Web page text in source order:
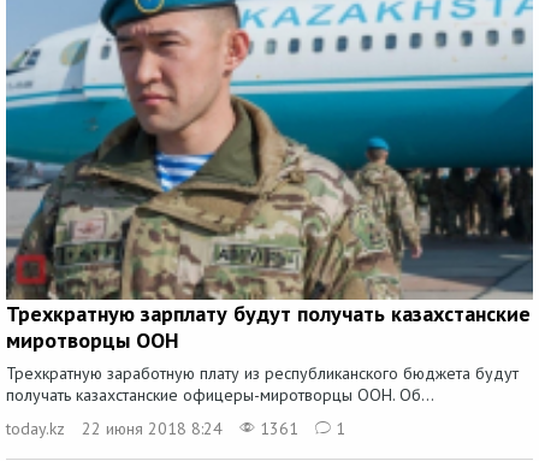
Трехкратную зарплату будут получать казахстанские
миротворцы ООН
Трехкратную заработную плату из республиканского бюджета будут
получать казахстанские офицеры-миротворцы ООН. Об...
today.kz
22 июня 2018 8:24 1361 1